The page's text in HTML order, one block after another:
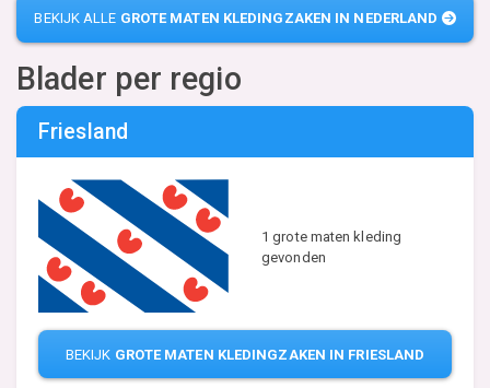
BEKIJK ALLE GROTE MATEN KLEDINGZAKEN IN NEDERLAND
Blader per regio
Friesland
1 grote maten kleding
gevonden
BEKIJK GROTE MATEN KLEDINGZAKEN IN FRIESLAND